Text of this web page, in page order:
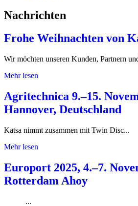
Nachrichten
Frohe Weihnachten von
Wir möchten unseren Kunden, Partnern
Mehr lesen
Agritechnica 9.–15.
Hannover, Deutschland
Katsa nimmt zusammen mit Twin Disc...
Mehr lesen
Europort 2025, 4.–7.
Rotterdam Ahoy
...